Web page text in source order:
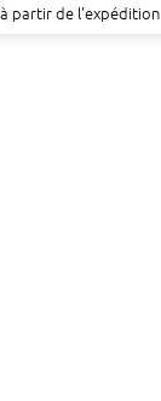
partir de l'expédition